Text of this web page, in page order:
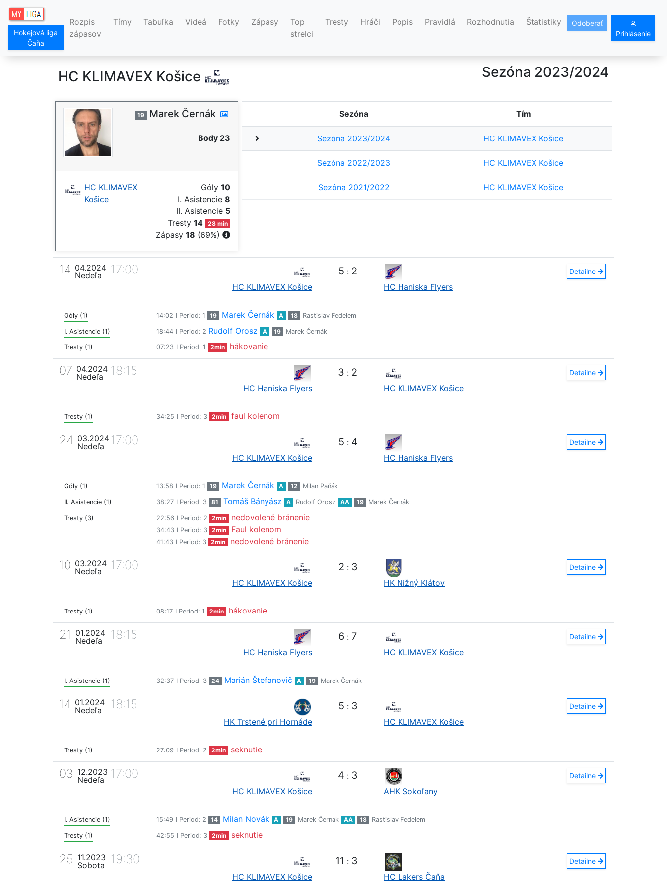
Hokejová liga
Čaňa
Rozpis
zápasov
Tímy Tabuľka Videá Fotky Zápasy
Top
strelci
Tresty Hráči Popis Pravidlá Rozhodnutia Štatistiky
Odoberať
Prihlásenie
HC KLIMAVEX Košice Sezóna 2023/2024
19 Marek Černák
Body 23
HC KLIMAVEX
Košice
Góly 10
I. Asistencie 8
II. Asistencie 5
Tresty14 28 min
Zápasy 18 (69%)
Sezóna Tím
Sezóna 2023/2024 HC KLIMAVEX Košice
Sezóna 2022/2023 HC KLIMAVEX Košice
Sezóna 2021/2022 HC KLIMAVEX Košice
14 04.2024
Nedeľa
17:00
HC KLIMAVEX Košice
5 : 2
HC Haniska Flyers
Detailne
Góly (1) 14:02 I Period: 1 19 Marek Černák A 18 Rastislav Fedelem
I. Asistencie (1) 18:44 I Period: 2 Rudolf Orosz A 19 Marek Černák
Tresty (1) 07:23 I Period: 1 2min hákovanie
07 04.2024
Nedeľa
18:15
HC Haniska Flyers
3 : 2
HC KLIMAVEX Košice
Detailne
Tresty (1) 34:25 I Period: 3 2min faul kolenom
24 03.2024
Nedeľa
17:00
HC KLIMAVEX Košice
5 : 4
HC Haniska Flyers
Detailne
Góly (1) 13:58 I Period: 1 19 Marek Černák A 12 Milan Paňák
II. Asistencie (1) 38:27 I Period: 3 81 Tomáš Bányász A Rudolf Orosz AA 19 Marek Černák
Tresty (3) 22:56 I Period: 2 2min nedovolené bránenie
34:43 I Period: 3 2min Faul kolenom
41:43 I Period: 3 2min nedovolené bránenie
10 03.2024
Nedeľa
17:00
HC KLIMAVEX Košice
2 : 3
HK Nižný Klátov
Detailne
Tresty (1) 08:17 I Period: 1 2min hákovanie
21
01.2024
Nedeľa
18:15
HC Haniska Flyers
6 : 7
HC KLIMAVEX Košice
Detailne
I. Asistencie (1) 32:37 I Period: 3 24 Marián Štefanovič A 19 Marek Černák
14 01.2024
Nedeľa
18:15
HK Trstené pri Hornáde
5 : 3
HC KLIMAVEX Košice
Detailne
Tresty (1) 27:09 I Period: 2 2min seknutie
03 12.2023
Nedeľa
17:00
HC KLIMAVEX Košice
4 : 3
AHK Sokoľany
Detailne
I. Asistencie (1) 15:49 I Period: 2 14 Milan Novák A 19 Marek Černák AA 18 Rastislav Fedelem
Tresty (1) 42:55 I Period: 3 2min seknutie
25 11.2023
Sobota
19:30
HC KLIMAVEX Košice
11 : 3
HC Lakers Čaňa
Detailne